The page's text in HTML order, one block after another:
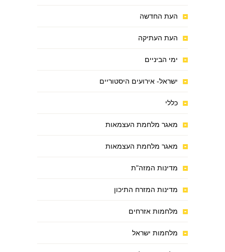
העת החדשה
העת העתיקה
ימי הביניים
ישראל- אירועים היסטוריים
כללי
מאגר מלחמת העצמאות
מאגר מלחמת העצמאות
מדינות המזה"ת
מדינות המזרח התיכון
מלחמות אזרחים
מלחמות ישראל